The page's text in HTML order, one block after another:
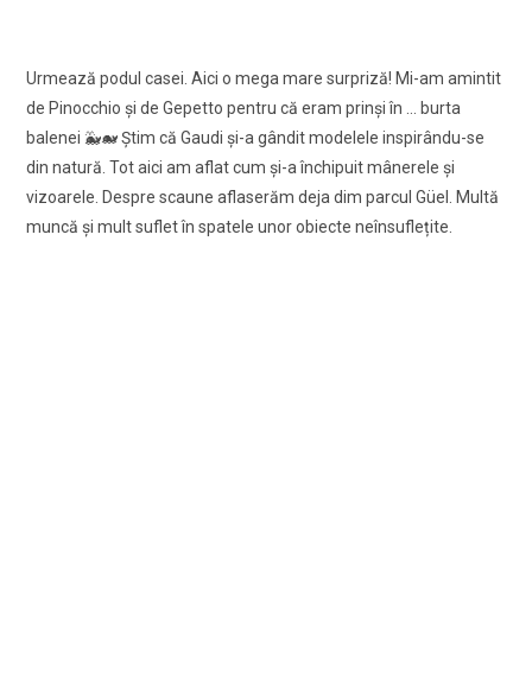
Urmează podul casei. Aici o mega mare surpriză! Mi-am amintit
de Pinocchio şi de Gepetto pentru că eram prinşi în … burta
balenei 🐳🐋 Ştim că Gaudi şi-a gândit modelele inspirându-se
din natură. Tot aici am aflat cum şi-a închipuit mânerele şi
vizoarele. Despre scaune aflaserăm deja dim parcul Güel. Multă
muncă şi mult suflet în spatele unor obiecte neînsuflețite.